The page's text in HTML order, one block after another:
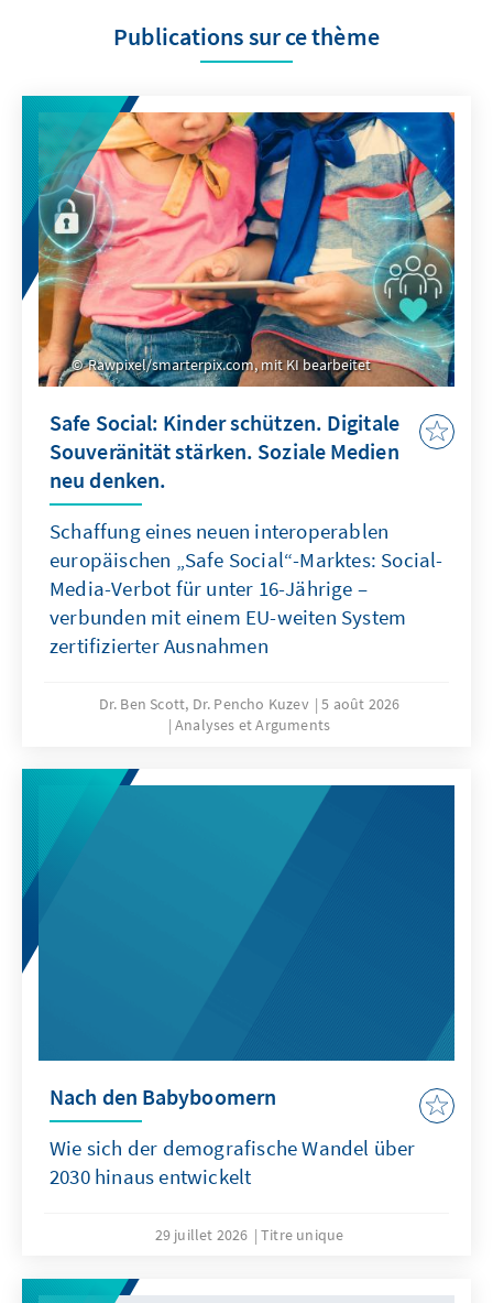
Publications sur ce thème
Rawpixel/smarterpix.com, mit KI bearbeitet
Safe Social: Kinder schützen. Digitale
Souveränität stärken. Soziale Medien
neu denken.
Schaffung eines neuen interoperablen
europäischen „Safe Social“-Marktes: Social-
Media-Verbot für unter 16-Jährige –
verbunden mit einem EU-weiten System
zertifizierter Ausnahmen
Dr. Ben Scott, Dr. Pencho Kuzev
5 août 2026
Analyses et Arguments
Nach den Babyboomern
Wie sich der demografische Wandel über
2030 hinaus entwickelt
29 juillet 2026 Titre unique